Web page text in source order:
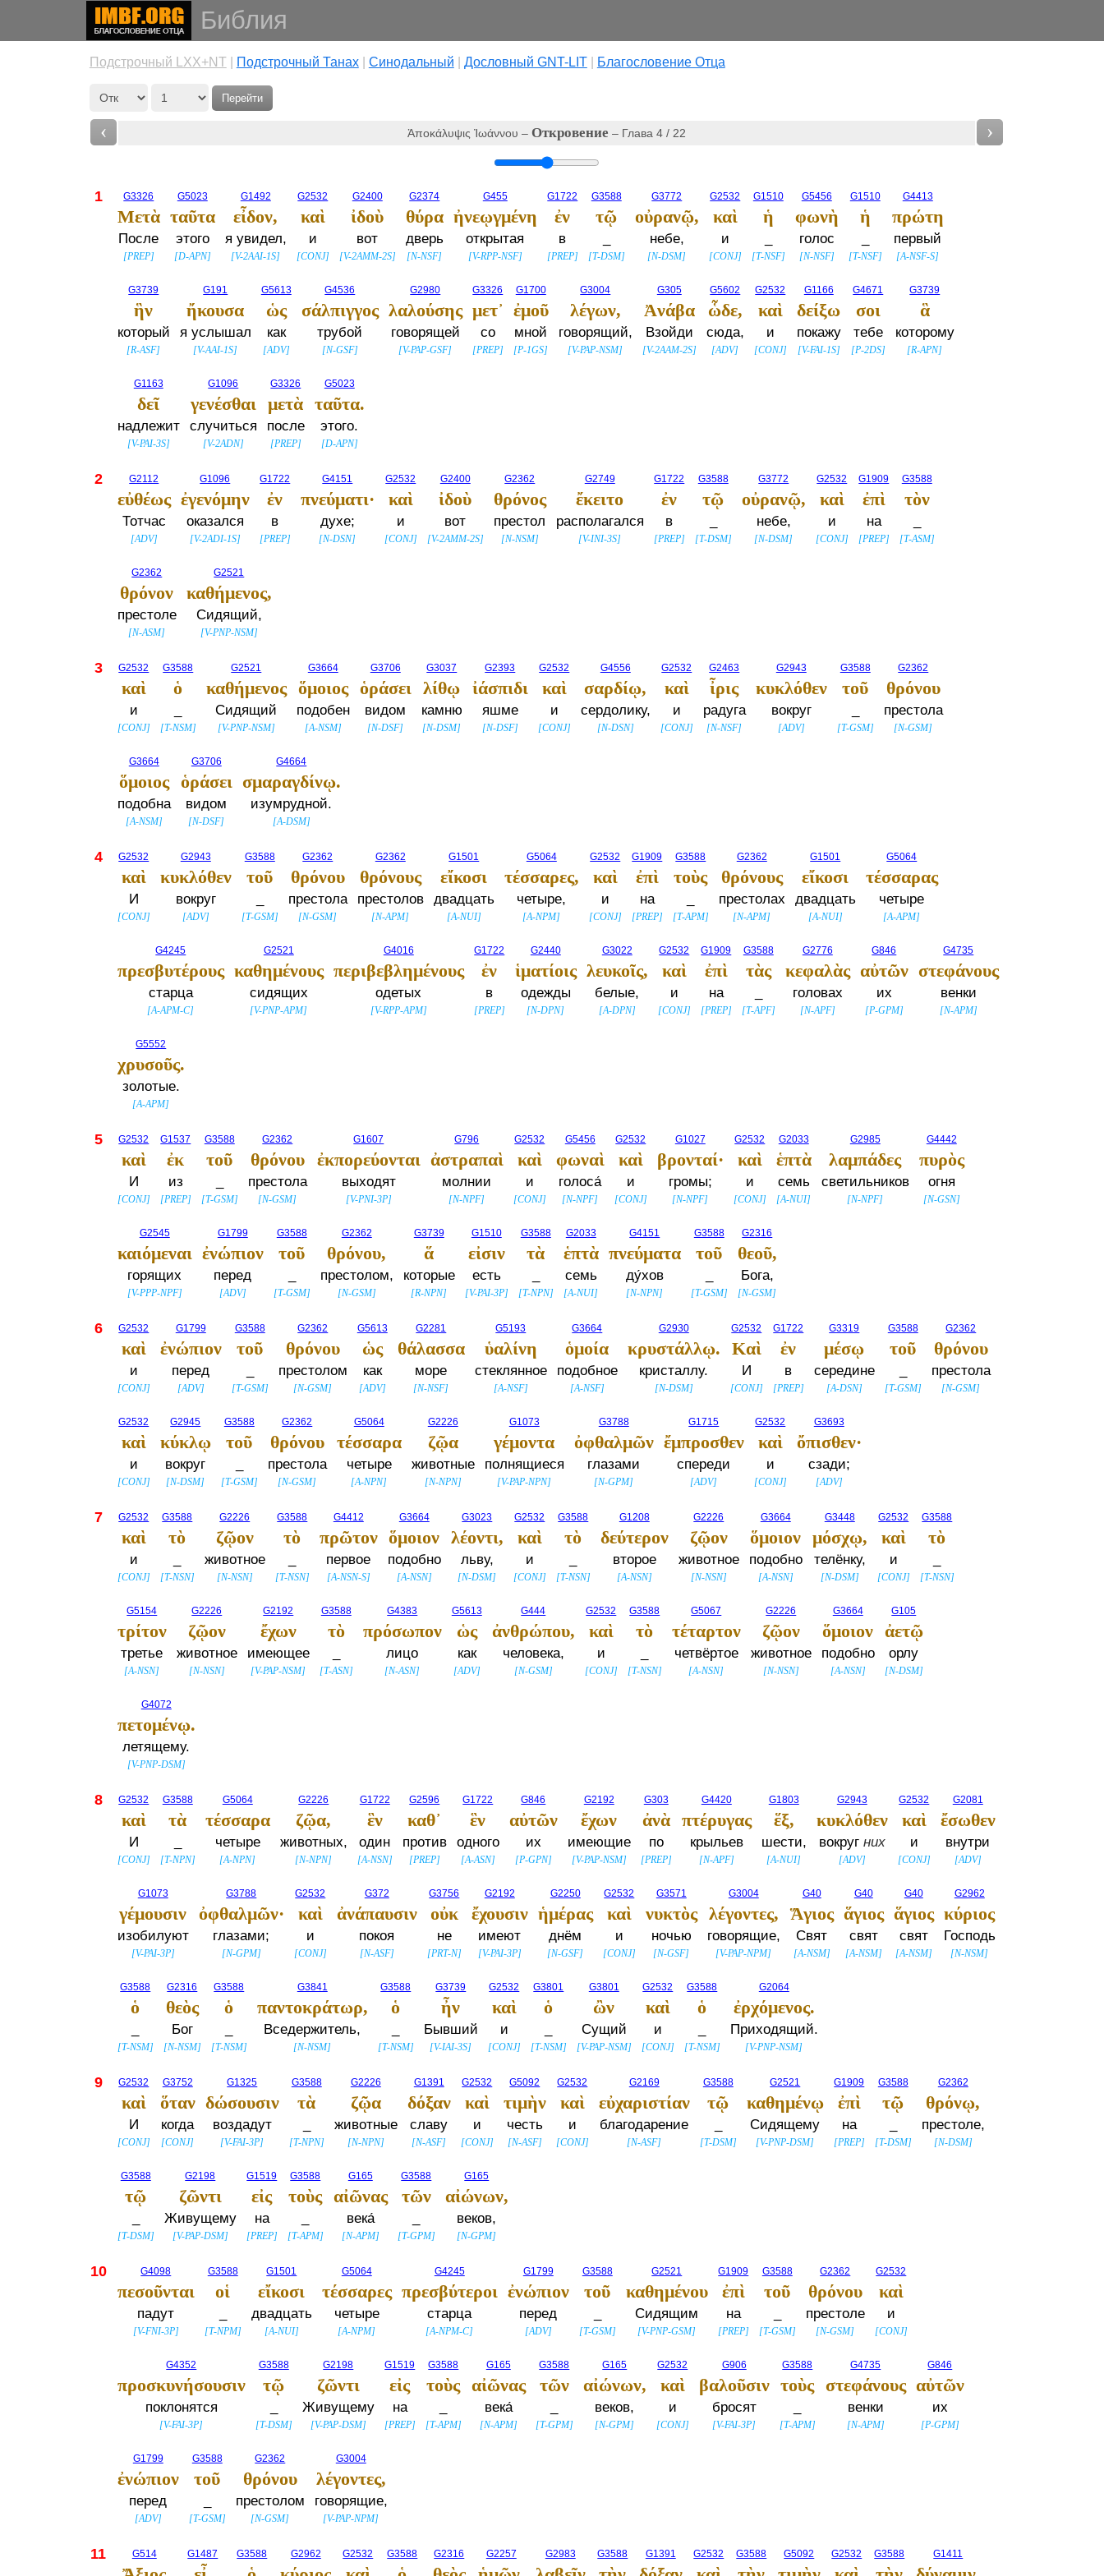
Библия
Подстрочный LXX+NT| Подстрочный Танах| Cинодальный Дословный GNT-LIT| Благословение Отца
Перейти
‹ Ἀποκάλυψις Ἰωάννου – Откровение – Глава 4 / 22 ›
1 G3326
Μετὰ
После
[PREP]
G5023
ταῦτα
этого
[D-APN]
G1492
εἶδον,
я увидел,
[V-2AAI-1S]
G2532
καὶ
и
[CONJ]
G2400
ἰδοὺ
вот
[V-2AMM-2S]
G2374
θύρα
дверь
[N-NSF]
G455
ἠνεῳγμένη
открытая
[V-RPP-NSF]
G1722
ἐν
в
[PREP]
G3588
τῷ
[T-DSM]
G3772
οὐρανῷ,
небе,
[N-DSM]
G2532
καὶ
и
[CONJ]
G1510
ἡ
[T-NSF]
G5456
φωνὴ
голос
[N-NSF]
G1510
ἡ
[T-NSF]
G4413
πρώτη
первый
[A-NSF-S]
G3739
ἣν
который
[R-ASF]
G191
ἤκουσα
я услышал
[V-AAI-1S]
G5613
ὡς
как
[ADV]
G4536
σάλπιγγος
трубой
[N-GSF]
G2980
λαλούσης
говорящей
[V-PAP-GSF]
G3326
μετ᾽
со
[PREP]
G1700
ἐμοῦ
мной
[P-1GS]
G3004
λέγων,
говорящий,
[V-PAP-NSM]
G305
Ἀνάβα
Взойди
[V-2AAM-2S]
G5602
ὧδε,
сюда,
[ADV]
G2532
καὶ
и
[CONJ]
G1166
δείξω
покажу
[V-FAI-1S]
G4671
σοι
тебе
[P-2DS]
G3739
ἃ
которому
[R-APN]
G1163
δεῖ
надлежит
[V-PAI-3S]
G1096
γενέσθαι
случиться
[V-2ADN]
G3326
μετὰ
после
[PREP]
G5023
ταῦτα.
этого.
[D-APN]
2 G2112
εὐθέως
Тотчас
[ADV]
G1096
ἐγενόμην
оказался
[V-2ADI-1S]
G1722
ἐν
в
[PREP]
G4151
πνεύματι·
духе;
[N-DSN]
G2532
καὶ
и
[CONJ]
G2400
ἰδοὺ
вот
[V-2AMM-2S]
G2362
θρόνος
престол
[N-NSM]
G2749
ἔκειτο
располагался
[V-INI-3S]
G1722
ἐν
в
[PREP]
G3588
τῷ
[T-DSM]
G3772
οὐρανῷ,
небе,
[N-DSM]
G2532
καὶ
и
[CONJ]
G1909
ἐπὶ
на
[PREP]
G3588
τὸν
[T-ASM]
G2362
θρόνον
престоле
[N-ASM]
G2521
καθήμενος,
Сидящий,
[V-PNP-NSM]
3 G2532
καὶ
и
[CONJ]
G3588
ὁ
[T-NSM]
G2521
καθήμενος
Сидящий
[V-PNP-NSM]
G3664
ὅμοιος
подобен
[A-NSM]
G3706
ὁράσει
видом
[N-DSF]
G3037
λίθῳ
камню
[N-DSM]
G2393
ἰάσπιδι
яшме
[N-DSF]
G2532
καὶ
и
[CONJ]
G4556
σαρδίῳ,
сердолику,
[N-DSN]
G2532
καὶ
и
[CONJ]
G2463
ἶρις
радуга
[N-NSF]
G2943
κυκλόθεν
вокруг
[ADV]
G3588
τοῦ
[T-GSM]
G2362
θρόνου
престола
[N-GSM]
G3664
ὅμοιος
подобна
[A-NSM]
G3706
ὁράσει
видом
[N-DSF]
G4664
σμαραγδίνῳ.
изумрудной.
[A-DSM]
4 G2532
καὶ
И
[CONJ]
G2943
κυκλόθεν
вокруг
[ADV]
G3588
τοῦ
[T-GSM]
G2362
θρόνου
престола
[N-GSM]
G2362
θρόνους
престолов
[N-APM]
G1501
εἴκοσι
двадцать
[A-NUI]
G5064
τέσσαρες,
четыре,
[A-NPM]
G2532
καὶ
и
[CONJ]
G1909
ἐπὶ
на
[PREP]
G3588
τοὺς
[T-APM]
G2362
θρόνους
престолах
[N-APM]
G1501
εἴκοσι
двадцать
[A-NUI]
G5064
τέσσαρας
четыре
[A-APM]
G4245
πρεσβυτέρους
старца
[A-APM-C]
G2521
καθημένους
сидящих
[V-PNP-APM]
G4016
περιβεβλημένους
одетых
[V-RPP-APM]
G1722
ἐν
в
[PREP]
G2440
ἱματίοις
одежды
[N-DPN]
G3022
λευκοῖς,
белые,
[A-DPN]
G2532
καὶ
и
[CONJ]
G1909
ἐπὶ
на
[PREP]
G3588
τὰς
[T-APF]
G2776
κεφαλὰς
головах
[N-APF]
G846
αὐτῶν
их
[P-GPM]
G4735
στεφάνους
венки
[N-APM]
G5552
χρυσοῦς.
золотые.
[A-APM]
5 G2532
καὶ
И
[CONJ]
G1537
ἐκ
из
[PREP]
G3588
τοῦ
[T-GSM]
G2362
θρόνου
престола
[N-GSM]
G1607
ἐκπορεύονται
выходят
[V-PNI-3P]
G796
ἀστραπαὶ
молнии
[N-NPF]
G2532
καὶ
и
[CONJ]
G5456
φωναὶ
голоса́
[N-NPF]
G2532
καὶ
и
[CONJ]
G1027
βρονταί·
громы;
[N-NPF]
G2532
καὶ
и
[CONJ]
G2033
ἑπτὰ
семь
[A-NUI]
G2985
λαμπάδες
светильников
[N-NPF]
G4442
πυρὸς
огня
[N-GSN]
G2545
καιόμεναι
горящих
[V-PPP-NPF]
G1799
ἐνώπιον
перед
[ADV]
G3588
τοῦ
[T-GSM]
G2362
θρόνου,
престолом,
[N-GSM]
G3739
ἅ
которые
[R-NPN]
G1510
εἰσιν
есть
[V-PAI-3P]
G3588
τὰ
[T-NPN]
G2033
ἑπτὰ
семь
[A-NUI]
G4151
πνεύματα
ду́хов
[N-NPN]
G3588
τοῦ
[T-GSM]
G2316
θεοῦ,
Бога,
[N-GSM]
6 G2532
καὶ
и
[CONJ]
G1799
ἐνώπιον
перед
[ADV]
G3588
τοῦ
[T-GSM]
G2362
θρόνου
престолом
[N-GSM]
G5613
ὡς
как
[ADV]
G2281
θάλασσα
море
[N-NSF]
G5193
ὑαλίνη
стеклянное
[A-NSF]
G3664
ὁμοία
подобное
[A-NSF]
G2930
κρυστάλλῳ.
кристаллу.
[N-DSM]
G2532
Καὶ
И
[CONJ]
G1722
ἐν
в
[PREP]
G3319
μέσῳ
середине
[A-DSN]
G3588
τοῦ
[T-GSM]
G2362
θρόνου
престола
[N-GSM]
G2532
καὶ
и
[CONJ]
G2945
κύκλῳ
вокруг
[N-DSM]
G3588
τοῦ
[T-GSM]
G2362
θρόνου
престола
[N-GSM]
G5064
τέσσαρα
четыре
[A-NPN]
G2226
ζῷα
животные
[N-NPN]
G1073
γέμοντα
полнящиеся
[V-PAP-NPN]
G3788
ὀφθαλμῶν
глазами
[N-GPM]
G1715
ἔμπροσθεν
спереди
[ADV]
G2532
καὶ
и
[CONJ]
G3693
ὄπισθεν·
сзади;
[ADV]
7 G2532
καὶ
и
[CONJ]
G3588
τὸ
[T-NSN]
G2226
ζῷον
животное
[N-NSN]
G3588
τὸ
[T-NSN]
G4412
πρῶτον
первое
[A-NSN-S]
G3664
ὅμοιον
подобно
[A-NSN]
G3023
λέοντι,
льву,
[N-DSM]
G2532
καὶ
и
[CONJ]
G3588
τὸ
[T-NSN]
G1208
δεύτερον
второе
[A-NSN]
G2226
ζῷον
животное
[N-NSN]
G3664
ὅμοιον
подобно
[A-NSN]
G3448
μόσχῳ,
телёнку,
[N-DSM]
G2532
καὶ
и
[CONJ]
G3588
τὸ
[T-NSN]
G5154
τρίτον
третье
[A-NSN]
G2226
ζῷον
животное
[N-NSN]
G2192
ἔχων
имеющее
[V-PAP-NSM]
G3588
τὸ
[T-ASN]
G4383
πρόσωπον
лицо
[N-ASN]
G5613
ὡς
как
[ADV]
G444
ἀνθρώπου,
человека,
[N-GSM]
G2532
καὶ
и
[CONJ]
G3588
τὸ
[T-NSN]
G5067
τέταρτον
четвёртое
[A-NSN]
G2226
ζῷον
животное
[N-NSN]
G3664
ὅμοιον
подобно
[A-NSN]
G105
ἀετῷ
орлу
[N-DSM]
G4072
πετομένῳ.
летящему.
[V-PNP-DSM]
8 G2532
καὶ
И
[CONJ]
G3588
τὰ
[T-NPN]
G5064
τέσσαρα
четыре
[A-NPN]
G2226
ζῷα,
животных,
[N-NPN]
G1722
ἓν
один
[A-NSN]
G2596
καθ᾽
против
[PREP]
G1722
ἓν
одного
[A-ASN]
G846
αὐτῶν
их
[P-GPN]
G2192
ἔχων
имеющие
[V-PAP-NSM]
G303
ἀνὰ
по
[PREP]
G4420
πτέρυγας
крыльев
[N-APF]
G1803
ἕξ,
шести,
[A-NUI]
G2943
κυκλόθεν
вокруг них
[ADV]
G2532
καὶ
и
[CONJ]
G2081
ἔσωθεν
внутри
[ADV]
G1073
γέμουσιν
изобилуют
[V-PAI-3P]
G3788
ὀφθαλμῶν·
глазами;
[N-GPM]
G2532
καὶ
и
[CONJ]
G372
ἀνάπαυσιν
покоя
[N-ASF]
G3756
οὐκ
не
[PRT-N]
G2192
ἔχουσιν
имеют
[V-PAI-3P]
G2250
ἡμέρας
днём
[N-GSF]
G2532
καὶ
и
[CONJ]
G3571
νυκτὸς
ночью
[N-GSF]
G3004
λέγοντες,
говорящие,
[V-PAP-NPM]
G40
Ἅγιος
Свят
[A-NSM]
G40
ἅγιος
свят
[A-NSM]
G40
ἅγιος
свят
[A-NSM]
G2962
κύριος
Господь
[N-NSM]
G3588
ὁ
[T-NSM]
G2316
θεὸς
Бог
[N-NSM]
G3588
ὁ
[T-NSM]
G3841
παντοκράτωρ,
Вседержитель,
[N-NSM]
G3588
ὁ
[T-NSM]
G3739
ἦν
Бывший
[V-IAI-3S]
G2532
καὶ
и
[CONJ]
G3801
ὁ
[T-NSM]
G3801
ὢν
Сущий
[V-PAP-NSM]
G2532
καὶ
и
[CONJ]
G3588
ὁ
[T-NSM]
G2064
ἐρχόμενος.
Приходящий.
[V-PNP-NSM]
9 G2532
καὶ
И
[CONJ]
G3752
ὅταν
когда
[CONJ]
G1325
δώσουσιν
воздадут
[V-FAI-3P]
G3588
τὰ
[T-NPN]
G2226
ζῷα
животные
[N-NPN]
G1391
δόξαν
славу
[N-ASF]
G2532
καὶ
и
[CONJ]
G5092
τιμὴν
честь
[N-ASF]
G2532
καὶ
и
[CONJ]
G2169
εὐχαριστίαν
благодарение
[N-ASF]
G3588
τῷ
[T-DSM]
G2521
καθημένῳ
Сидящему
[V-PNP-DSM]
G1909
ἐπὶ
на
[PREP]
G3588
τῷ
[T-DSM]
G2362
θρόνῳ,
престоле,
[N-DSM]
G3588
τῷ
[T-DSM]
G2198
ζῶντι
Живущему
[V-PAP-DSM]
G1519
εἰς
на
[PREP]
G3588
τοὺς
[T-APM]
G165
αἰῶνας
века́
[N-APM]
G3588
τῶν
[T-GPM]
G165
αἰώνων,
веков,
[N-GPM]
10 G4098
πεσοῦνται
падут
[V-FNI-3P]
G3588
οἱ
[T-NPM]
G1501
εἴκοσι
двадцать
[A-NUI]
G5064
τέσσαρες
четыре
[A-NPM]
G4245
πρεσβύτεροι
старца
[A-NPM-C]
G1799
ἐνώπιον
перед
[ADV]
G3588
τοῦ
[T-GSM]
G2521
καθημένου
Сидящим
[V-PNP-GSM]
G1909
ἐπὶ
на
[PREP]
G3588
τοῦ
[T-GSM]
G2362
θρόνου
престоле
[N-GSM]
G2532
καὶ
и
[CONJ]
G4352
προσκυνήσουσιν
поклонятся
[V-FAI-3P]
G3588
τῷ
[T-DSM]
G2198
ζῶντι
Живущему
[V-PAP-DSM]
G1519
εἰς
на
[PREP]
G3588
τοὺς
[T-APM]
G165
αἰῶνας
века́
[N-APM]
G3588
τῶν
[T-GPM]
G165
αἰώνων,
веков,
[N-GPM]
G2532
καὶ
и
[CONJ]
G906
βαλοῦσιν
бросят
[V-FAI-3P]
G3588
τοὺς
[T-APM]
G4735
στεφάνους
венки
[N-APM]
G846
αὐτῶν
их
[P-GPM]
G1799
ἐνώπιον
перед
[ADV]
G3588
τοῦ
[T-GSM]
G2362
θρόνου
престолом
[N-GSM]
G3004
λέγοντες,
говорящие,
[V-PAP-NPM]
11 G514 G1487 G3588 G2962 G2532 G3588 G2316 G2257 G2983 G3588 G1391 G2532 G3588 G5092 G2532 G3588 G1411